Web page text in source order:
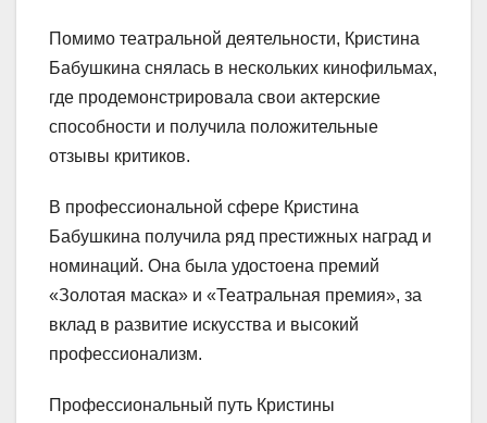
Помимо театральной деятельности, Кристина
Бабушкина снялась в нескольких кинофильмах,
где продемонстрировала свои актерские
способности и получила положительные
отзывы критиков.
В профессиональной сфере Кристина
Бабушкина получила ряд престижных наград и
номинаций. Она была удостоена премий
«Золотая маска» и «Театральная премия», за
вклад в развитие искусства и высокий
профессионализм.
Профессиональный путь Кристины